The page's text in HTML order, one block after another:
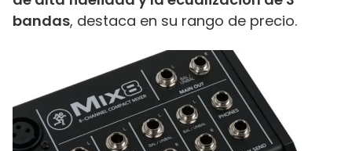
bandas, destaca en su rango de precio.